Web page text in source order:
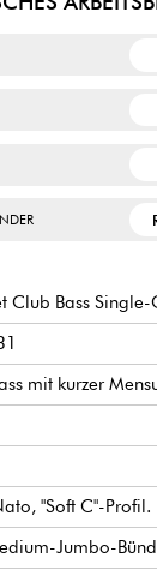
Club Bass Single-
mit kurzer
"Soft C"-Profil.
Jumbo-